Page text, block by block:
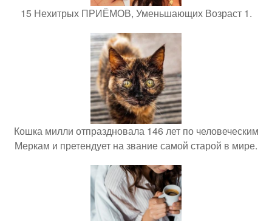
15 Нехитрых ПРИЁМОВ, Уменьшающих Возраст 1.
Кошка милли отпраздновала 146 лет по человеческим
Меркам и претендует на звание самой старой в мире.